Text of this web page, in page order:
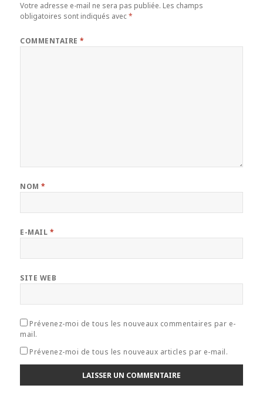
Votre adresse e-mail ne sera pas publiée. Les champs
obligatoires sont indiqués avec*
COMMENTAIRE*
NOM*
E-MAIL *
SITE WEB
Prévenez-moi de tous les nouveaux commentaires par e-
mail.
Prévenez-moi de tous les nouveaux articles par e-mail.